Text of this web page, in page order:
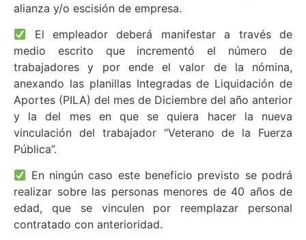
alianza y/o escisión de empresa.
El empleador deberá manifestar a través de
medio escrito que incrementó el número de
trabajadores y por ende el valor de la nómina,
anexando las planillas Integradas de Liquidación de
Aportes (PILA) del mes de Diciembre del año anterior
y la del mes en que se quiera hacer la nueva
vinculación del trabajador “Veterano de la Fuerza
Pública”.
En ningún caso este beneficio previsto se podrá
realizar sobre las personas menores de 40 años de
edad, que se vinculen por reemplazar personal
contratado con anterioridad.